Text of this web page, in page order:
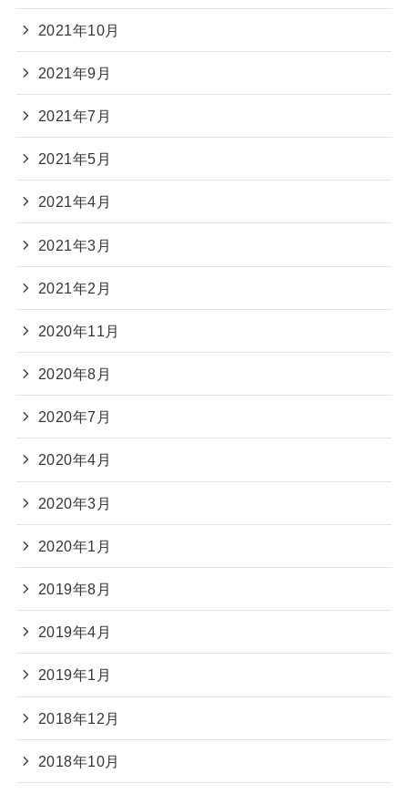
2021年10月
2021年9月
2021年7月
2021年5月
2021年4月
2021年3月
2021年2月
2020年11月
2020年8月
2020年7月
2020年4月
2020年3月
2020年1月
2019年8月
2019年4月
2019年1月
2018年12月
2018年10月